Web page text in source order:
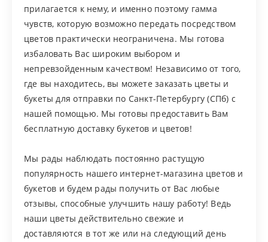
прилагается к нему, и именно поэтому гамма
чувств, которую возможно передать посредством
цветов практически неограничена. Мы готова
избаловать Вас широким выбором и
непревзойденным качеством! Независимо от того,
где вы находитесь, вы можете заказать цветы и
букеты для отправки по Санкт-Петербургу (СПб) с
нашей помощью. Мы готовы предоставить Вам
бесплатную доставку букетов и цветов!
Мы рады наблюдать постоянно растущую
популярность нашего интернет-магазина цветов и
букетов и будем рады получить от Вас любые
отзывы, способные улучшить нашу работу! Ведь
наши цветы действительно свежие и
доставляются в тот же или на следующий день